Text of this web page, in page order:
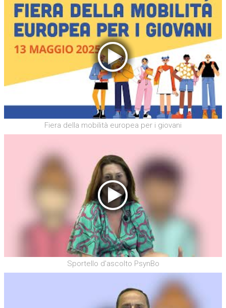
Fiera della mobilità europea per i giovani
Sportello d'ascolto PsynBo